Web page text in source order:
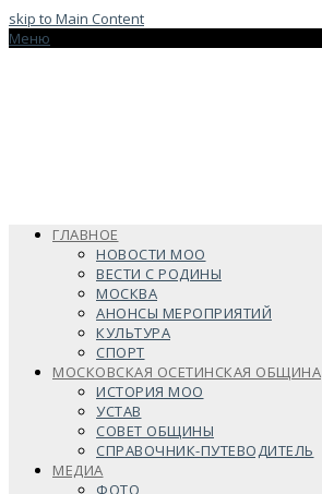
skip to Main Content
Меню
ГЛАВНОЕ
НОВОСТИ МОО
ВЕСТИ С РОДИНЫ
МОСКВА
АНОНСЫ МЕРОПРИЯТИЙ
КУЛЬТУРА
СПОРТ
МОСКОВСКАЯ ОСЕТИНСКАЯ ОБЩИНА
ИСТОРИЯ МОО
УСТАВ
СОВЕТ ОБЩИНЫ
СПРАВОЧНИК-ПУТЕВОДИТЕЛЬ
МЕДИА
ФОТО